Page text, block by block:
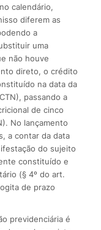
calendário,
diferem as
a
uma
não houve
direto, o crédito
na data da
passando a
de cinco
No lançamento
a contar da data
do sujeito
constituído e
(§ 4º do art.
de prazo
previdenciária é